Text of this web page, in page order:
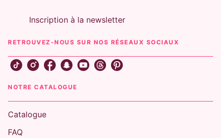
Inscription à la newsletter
RETROUVEZ-NOUS SUR NOS RÉSEAUX SOCIAUX
NOTRE CATALOGUE
Catalogue
FAQ